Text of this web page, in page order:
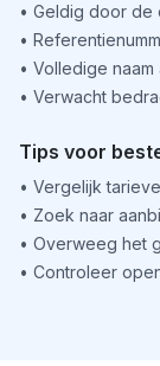
• Geldig door de
•
• Volledige
• Verwacht
Tips voor
• Vergelijk
• Zoek naar
• Overweeg het
• Controleer